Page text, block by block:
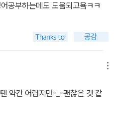
공부하는데도 도움되고욬ㅋㅋ
약간 어렵지만-_-괜찮은 것 같